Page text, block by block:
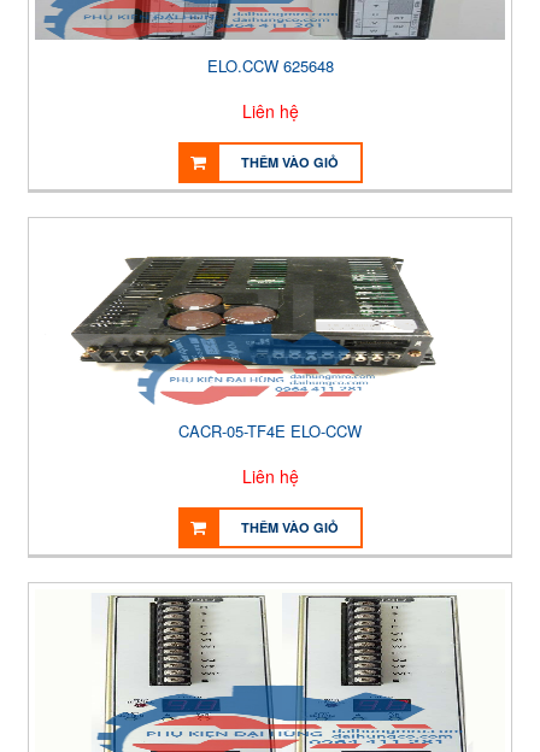
ELO.CCW 625648
Liên hệ
THÊM VÀO GIỎ
CACR-05-TF4E ELO-CCW
Liên hệ
THÊM VÀO GIỎ